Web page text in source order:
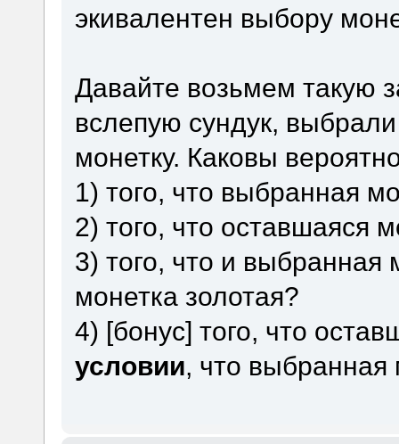
экивалентен выбору
Давайте возьмем такую
вслепую сундук,
монетку. Каковы
1) того, что выбранная
2) того, что оставшаяся
3) того, что и выбранная
монетка золотая?
4) [бонус] того, что
условии, что выбранная